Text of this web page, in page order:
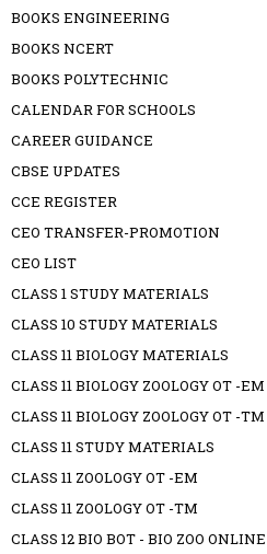
BOOKS ENGINEERING
BOOKS NCERT
BOOKS POLYTECHNIC
CALENDAR FOR SCHOOLS
CAREER GUIDANCE
CBSE UPDATES
CCE REGISTER
CEO TRANSFER-PROMOTION
CEO LIST
CLASS 1 STUDY MATERIALS
CLASS 10 STUDY MATERIALS
CLASS 11 BIOLOGY MATERIALS
CLASS 11 BIOLOGY ZOOLOGY OT -EM
CLASS 11 BIOLOGY ZOOLOGY OT -TM
CLASS 11 STUDY MATERIALS
CLASS 11 ZOOLOGY OT -EM
CLASS 11 ZOOLOGY OT -TM
CLASS 12 BIO BOT - BIO ZOO